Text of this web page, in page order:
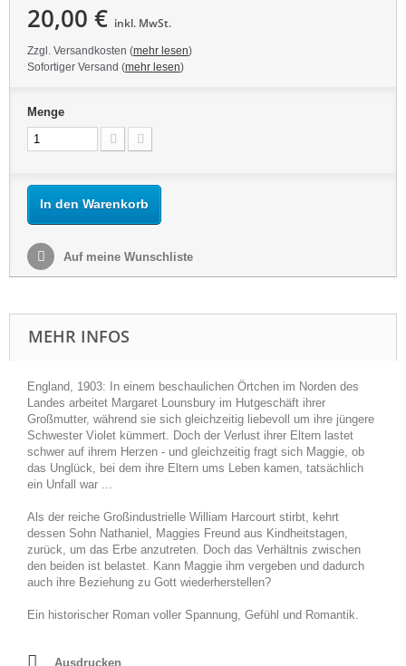
20,00 € inkl. MwSt.
Zzgl. Versandkosten (mehr lesen)
Sofortiger Versand (mehr lesen)
Menge
In den Warenkorb
Auf meine Wunschliste
MEHR INFOS
England, 1903: In einem beschaulichen Örtchen im Norden des
Landes arbeitet Margaret Lounsbury im Hutgeschäft ihrer
Großmutter, während sie sich gleichzeitig liebevoll um ihre jüngere
Schwester Violet kümmert. Doch der Verlust ihrer Eltern lastet
schwer auf ihrem Herzen - und gleichzeitig fragt sich Maggie, ob
das Unglück, bei dem ihre Eltern ums Leben kamen, tatsächlich
ein Unfall war ...
Als der reiche Großindustrielle William Harcourt stirbt, kehrt
dessen Sohn Nathaniel, Maggies Freund aus Kindheitstagen,
zurück, um das Erbe anzutreten. Doch das Verhältnis zwischen
den beiden ist belastet. Kann Maggie ihm vergeben und dadurch
auch ihre Beziehung zu Gott wiederherstellen?
Ein historischer Roman voller Spannung, Gefühl und Romantik.
Ausdrucken